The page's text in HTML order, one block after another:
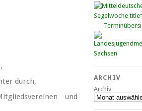
durch,
und
ARCHIV
Archiv